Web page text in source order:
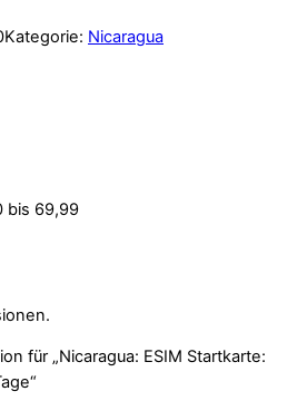
Kategorie: Nicaragua
bis 69,99
für „Nicaragua: ESIM Startkarte: